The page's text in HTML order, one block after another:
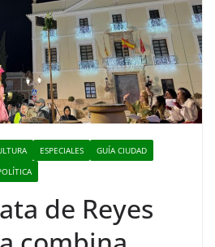
ESPECIALES
GUÍA CIUDAD
de Reyes